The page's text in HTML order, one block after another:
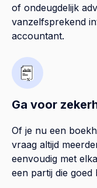
of ondeugdelijk
vanzelfsprekend
accountant.
Ga voor
Of je nu een
vraag altijd
eenvoudig met
een partij die goed